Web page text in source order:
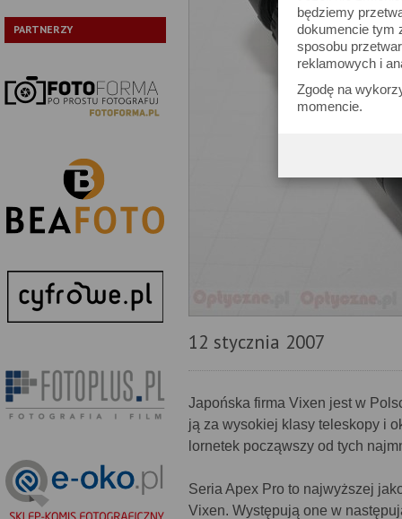
będziemy
dokumencie tym
sposobu
reklamowych i
Zgodę na
momencie.
PARTNERZY
12 stycznia 2007
Japońska firma Vixen jest w
ją za wysokiej klasy teleskopy i
lornetek począwszy od tych
Seria Apex Pro to najwyższej
Vixen. Występują one w